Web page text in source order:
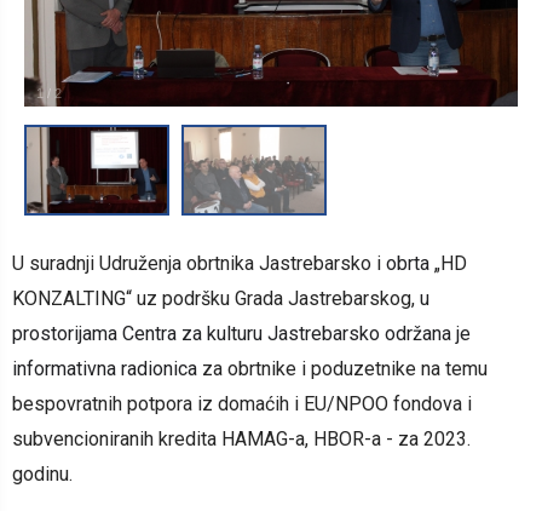
1 / 2
U suradnji Udruženja obrtnika Jastrebarsko i obrta „HD
KONZALTING“ uz podršku Grada Jastrebarskog, u
prostorijama Centra za kulturu Jastrebarsko održana je
informativna radionica za obrtnike i poduzetnike na temu
bespovratnih potpora iz domaćih i EU/NPOO fondova i
subvencioniranih kredita HAMAG-a, HBOR-a - za 2023.
godinu.